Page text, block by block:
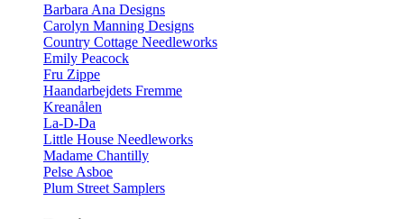
Barbara Ana Designs
Carolyn Manning Designs
Country Cottage Needleworks
Emily Peacock
Fru Zippe
Haandarbejdets Fremme
Kreanålen
La-D-Da
Little House Needleworks
Madame Chantilly
Pelse Asboe
Plum Street Samplers